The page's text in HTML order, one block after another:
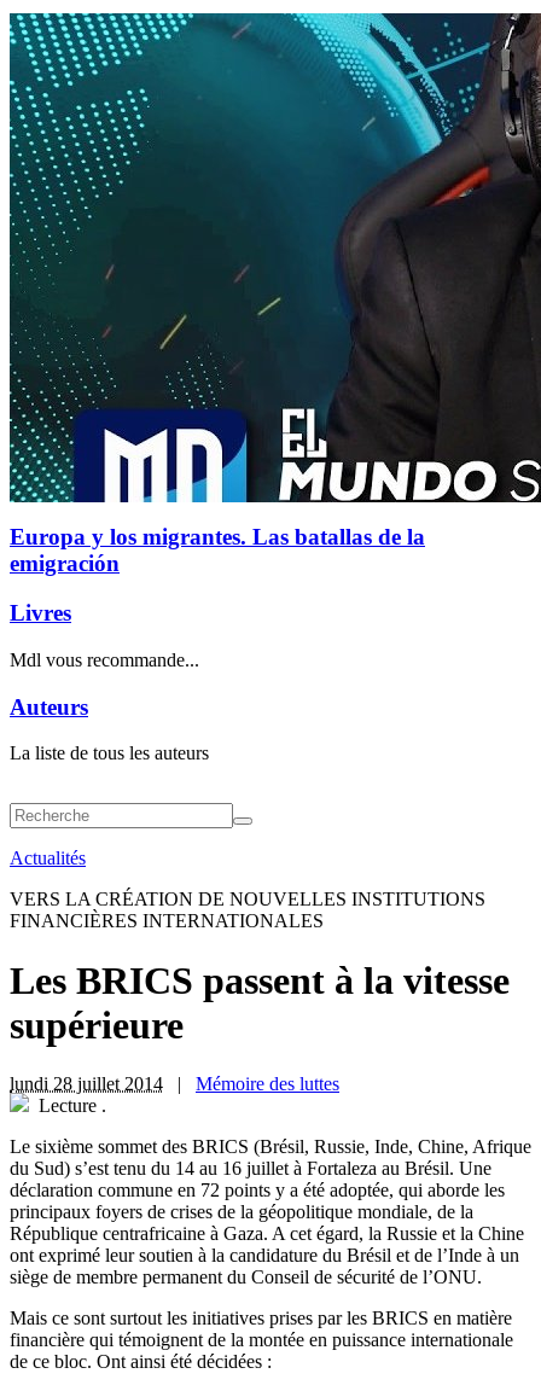
Europa y los migrantes. Las batallas de la
emigración
Livres
Mdl vous recommande...
Auteurs
La liste de tous les auteurs
Actualités
VERS LA CRÉATION DE NOUVELLES INSTITUTIONS
FINANCIÈRES INTERNATIONALES
Les BRICS passent à la vitesse
supérieure
lundi 28 juillet 2014 | Mémoire des luttes
Lecture .
Le sixième sommet des BRICS (Brésil, Russie, Inde, Chine, Afrique
du Sud) s’est tenu du 14 au 16 juillet à Fortaleza au Brésil. Une
déclaration commune en 72 points y a été adoptée, qui aborde les
principaux foyers de crises de la géopolitique mondiale, de la
République centrafricaine à Gaza. A cet égard, la Russie et la Chine
ont exprimé leur soutien à la candidature du Brésil et de l’Inde à un
siège de membre permanent du Conseil de sécurité de l’ONU.
Mais ce sont surtout les initiatives prises par les BRICS en matière
financière qui témoignent de la montée en puissance internationale
de ce bloc. Ont ainsi été décidées :